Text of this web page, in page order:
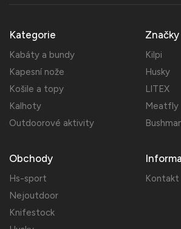
Kategorie
Kabáty a bundy
Kapesní nože
Košile a topy
Kalhoty
Outdoorové aktivity
Značky
Kilpi
Husky
LITEX
Meatfly
Obchody
Hs-sport
Nejoutdoor
Knifestock
Kontakt